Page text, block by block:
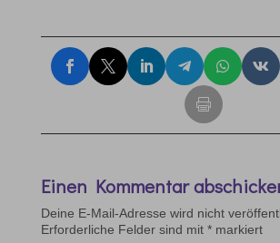
Einen Kommentar
Deine E-Mail-Adresse wird nicht
Erforderliche Felder sind mit *markiert